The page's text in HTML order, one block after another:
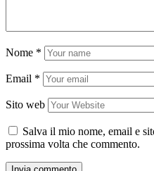
Nome *
Email *
Sito web
Salva il mio nome, email e
prossima volta che commento.